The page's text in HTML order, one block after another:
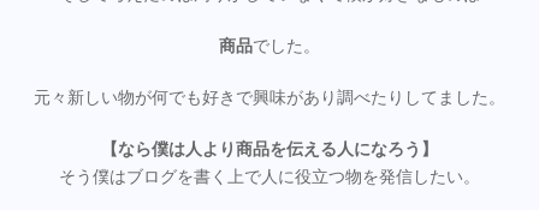
商品でした。
元々新しい物が何でも好きで興味があり調べたりしてました。
【なら僕は人より商品を伝える人になろう】
そう僕はブログを書く上で人に役立つ物を発信したい。